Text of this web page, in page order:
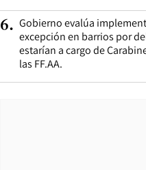
6. Gobierno evalúa
excepción en barrios por
estarían a cargo de
las FF.AA.